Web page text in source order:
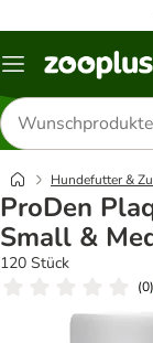
Menü
Produkte
suchen
Hundefutter &
ProDen
Small &
120 Stück
(0)